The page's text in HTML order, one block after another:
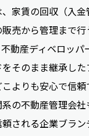
家賃の回収（入
売から管理まで
動産ディベロッ
そのまま継承し
よりも安心で信
の不動産管理会
される企業ブラ